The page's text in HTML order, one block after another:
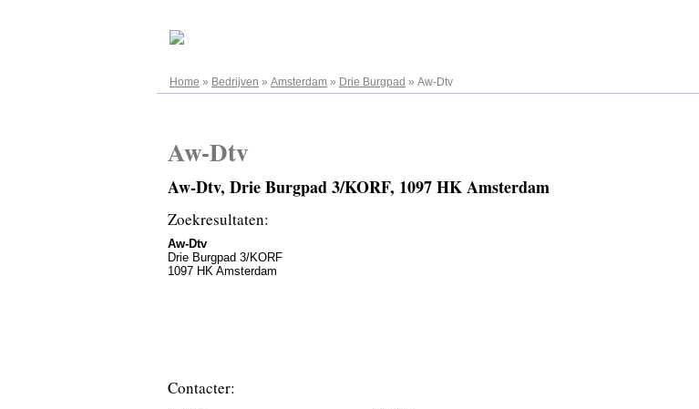
Home » Bedrijven » Amsterdam » Drie Burgpad » Aw-Dtv
Aw-Dtv
Aw-Dtv, Drie Burgpad 3/KORF, 1097 HK Amsterdam
Zoekresultaten:
Aw-Dtv
Drie Burgpad 3/KORF
1097 HK Amsterdam
Contacter: